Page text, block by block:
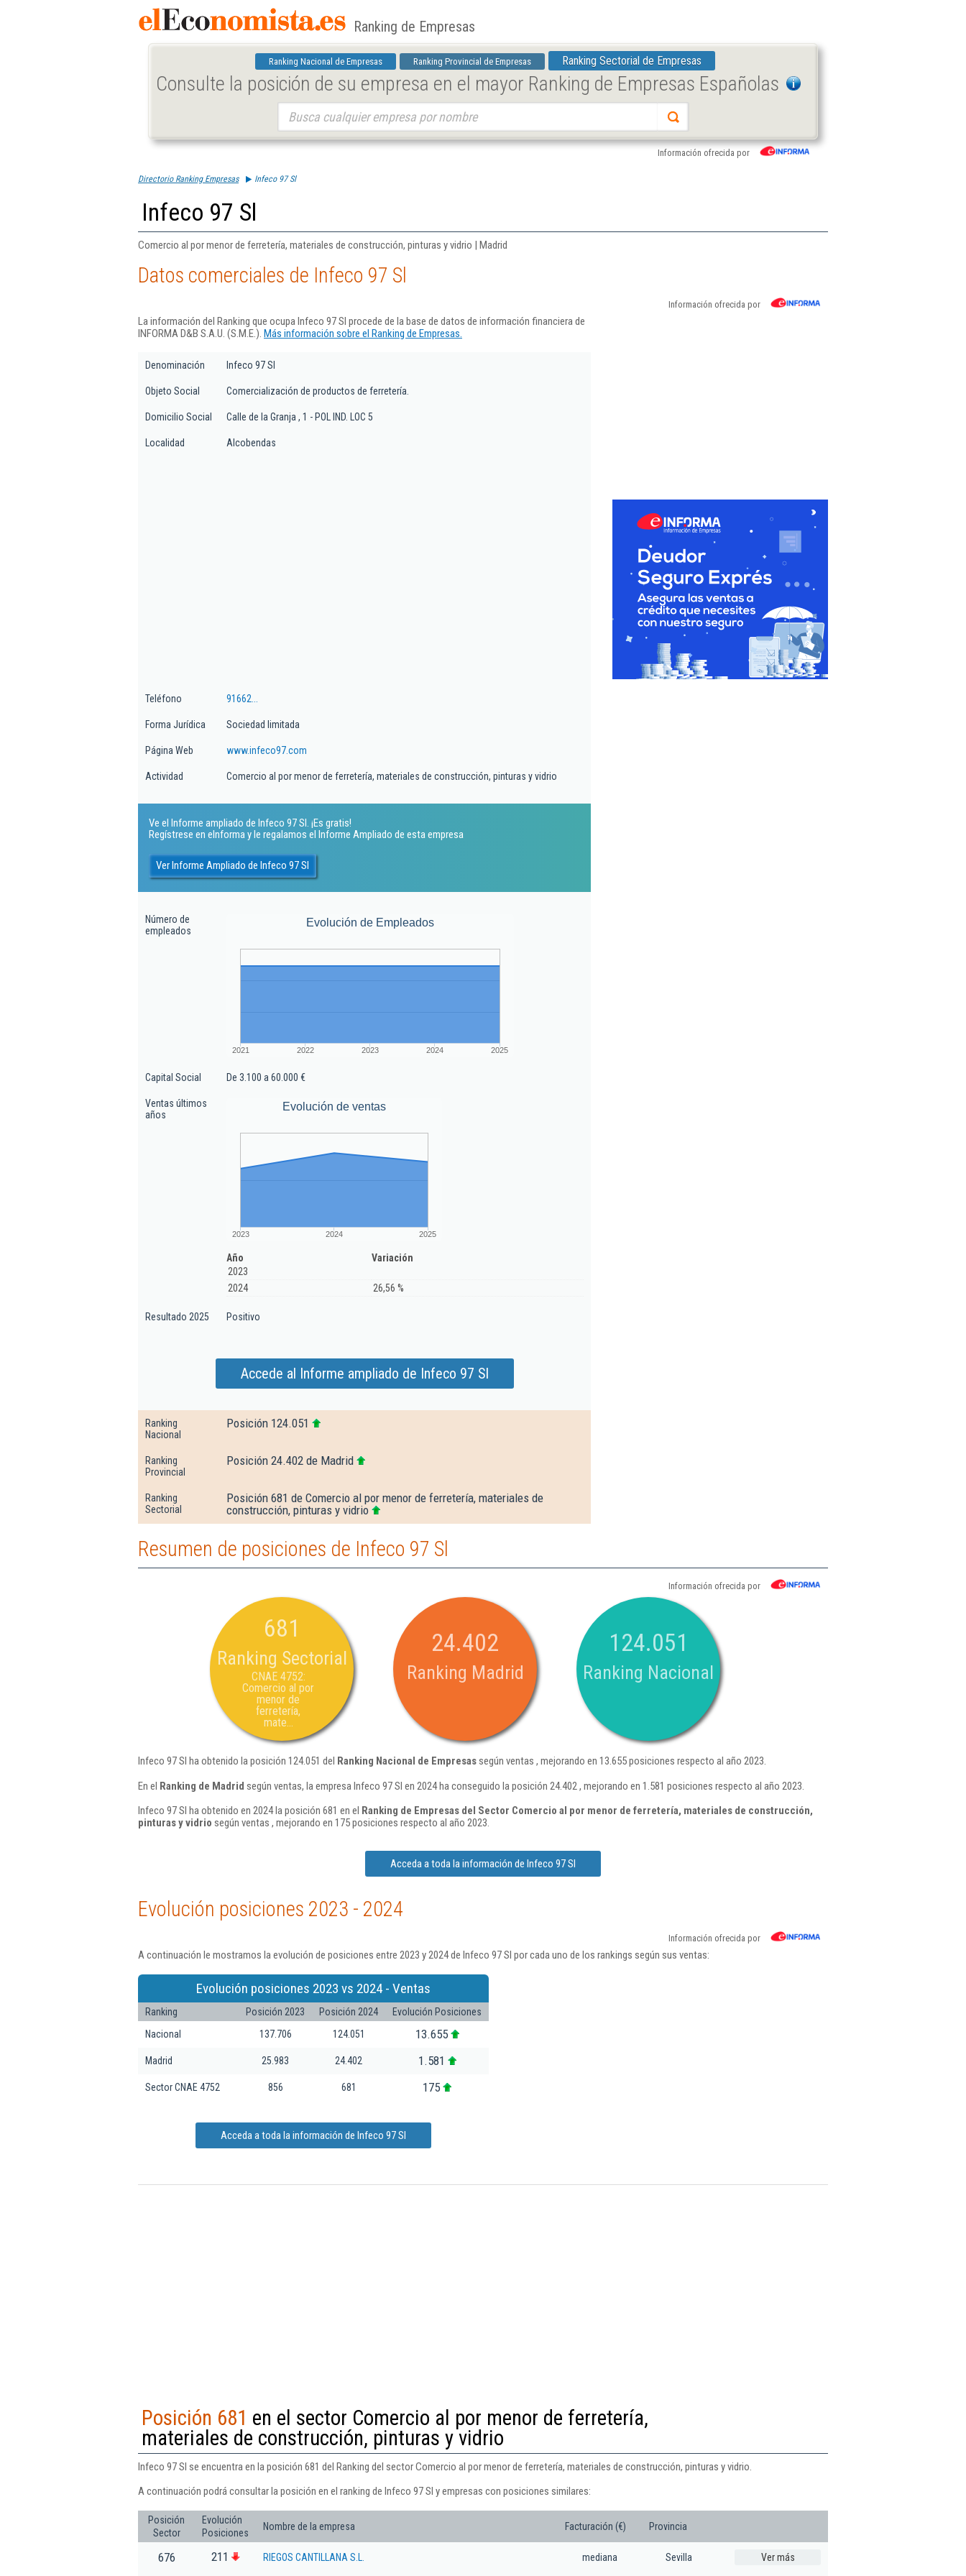
Ranking de Empresas
Ranking Nacional de Empresas Ranking Provincial de Empresas Ranking Sectorial de Empresas
Consulte la posición de su empresa en el mayor Ranking de Empresas Españolas
Información ofrecida por
Directorio Ranking Empresas Infeco 97 Sl
Infeco 97 Sl
Comercio al por menor de ferretería, materiales de construcción, pinturas y vidrio | Madrid
Datos comerciales de Infeco 97 Sl
Información ofrecida por
La información del Ranking que ocupa Infeco 97 Sl procede de la base de datos de información financiera de
INFORMA D&B S.A.U. (S.M.E.). Más información sobre el Ranking de Empresas.
Denominación Infeco 97 Sl
Objeto Social Comercialización de productos de ferretería.
Domicilio Social Calle de la Granja , 1 - POL IND. LOC 5
Localidad Alcobendas
Teléfono 91662...
Forma Jurídica Sociedad limitada
Página Web www.infeco97.com
Actividad Comercio al por menor de ferretería, materiales de construcción, pinturas y vidrio
Ve el Informe ampliado de Infeco 97 Sl. ¡Es gratis!
Regístrese en eInforma y le regalamos el Informe Ampliado de esta empresa
Ver Informe Ampliado de Infeco 97 Sl
Número de
empleados
Evolución de Empleados
2021 2022 2023 2024 2025
Capital Social De 3.100 a 60.000 €
Ventas últimos
años
Evolución de ventas
2023 2024 2025
Año
Variación
2023
2024
26,56 %
Resultado 2025 Positivo
Accede al Informe ampliado de Infeco 97 Sl
Ranking
Nacional
Posición 124.051
Ranking
Provincial
Posición 24.402 de Madrid
Ranking
Sectorial
Posición 681 de Comercio al por menor de ferretería, materiales de
construcción, pinturas y vidrio
Resumen de posiciones de Infeco 97 Sl
Información ofrecida por
681
Ranking Sectorial
CNAE 4752:
Comercio al por
menor de
ferretería,
mate...
24.402
Ranking Madrid
124.051
Ranking Nacional
Infeco 97 Sl ha obtenido la posición 124.051 del Ranking Nacional de Empresassegún ventas , mejorando en 13.655 posiciones respecto al año 2023.
En el Ranking de Madrid según ventas, la empresa Infeco 97 Sl en 2024 ha conseguido la posición 24.402 , mejorando en 1.581 posiciones respecto al año 2023.
Infeco 97 Sl ha obtenido en 2024 la posición 681 en el Ranking de Empresas del Sector Comercio al por menor de ferretería, materiales de construcción,
pinturas y vidrio según ventas , mejorando en 175 posiciones respecto al año 2023.
Acceda a toda la información de Infeco 97 Sl
Evolución posiciones 2023 - 2024
Información ofrecida por
A continuación le mostramos la evolución de posiciones entre 2023 y 2024 de Infeco 97 Sl por cada uno de los rankings según sus ventas:
Evolución posiciones 2023 vs 2024 - Ventas
Ranking Posición 2023 Posición 2024
Evolución Posiciones
Nacional
137.706 124.051 13.655
Madrid 25.983 24.402 1.581
Sector CNAE 4752 856 681 175
Acceda a toda la información de Infeco 97 Sl
Posición 681 en el sector Comercio al por menor de ferretería,
materiales de construcción, pinturas y vidrio
Infeco 97 Sl se encuentra en la posición 681 del Ranking del sector Comercio al por menor de ferretería, materiales de construcción, pinturas y vidrio.
A continuación podrá consultar la posición en el ranking de Infeco 97 Sl y empresas con posiciones similares:
Posición
Sector
Evolución
Posiciones
Nombre de la empresa Facturación (€) Provincia
676 211 RIEGOS CANTILLANA S.L. mediana Sevilla Ver más